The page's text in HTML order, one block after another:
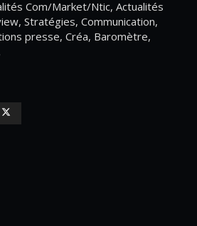
Com/Market/Ntic, Actualités
Stratégies, Communication,
presse, Créa, Baromètre,